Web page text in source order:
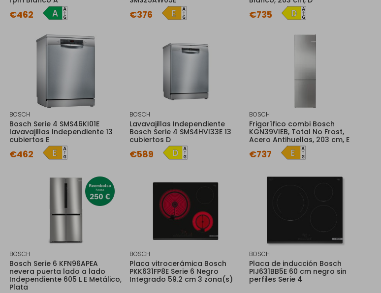
€462 €376 €735
BOSCH
Bosch Serie 4 SMS46KI01E
lavavajillas Independiente 13
cubiertos E
€462
BOSCH
Lavavajillas Independiente
Bosch Serie 4 SMS4HVI33E 13
cubiertos D
€589
BOSCH
Frigorífico combi Bosch
KGN39VIEB, Total No Frost,
Acero Antihuellas, 203 cm, E
€737
BOSCH
Bosch Serie 6 KFN96APEA
nevera puerta lado a lado
Independiente 605 L E Metálico,
Plata
BOSCH
Placa vitrocerámica Bosch
PKK631FP8E Serie 6 Negro
Integrado 59.2 cm 3 zona(s)
BOSCH
Placa de inducción Bosch
PIJ631BB5E 60 cm negro sin
perfiles Serie 4